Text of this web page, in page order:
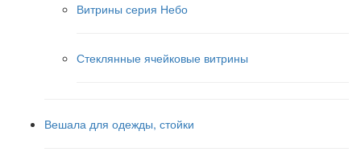
Витрины серия Небо
Стеклянные ячейковые витрины
Вешала для одежды, стойки